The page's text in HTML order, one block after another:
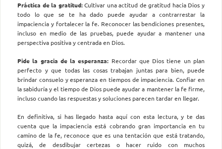
Práctica de la gratitud:Cultivar una actitud de gratitud hacia Dios y
todo lo que se te ha dado puede ayudar a contrarrestar la
impaciencia y fortalecer la fe. Reconocer las bendiciones presentes,
incluso en medio de las pruebas, puede ayudar a mantener una
perspectiva positiva y centrada en Dios.
Pide la gracia de la esperanza: Recordar que Dios tiene un plan
perfecto y que todas las cosas trabajan juntas para bien, puede
brindar consuelo y esperanza en tiempos de impaciencia. Confiar en
la sabiduría y el tiempo de Dios puede ayudar a mantener la fe firme,
incluso cuando las respuestas y soluciones parecen tardar en llegar.
En definitiva, si has llegado hasta aquí con esta lectura, y te das
cuenta que la impaciencia está cobrando gran importancia en tu
camino de la fe, reconoce que es una tentación que está tratando,
quizá, de desdibujar certezas o hacer ruido con muchos